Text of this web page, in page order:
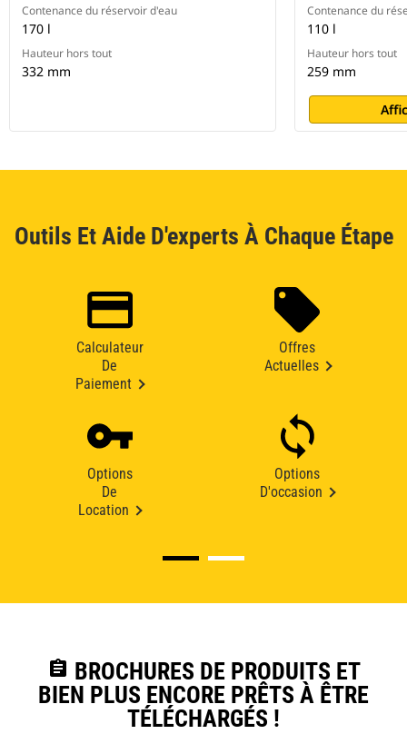
Contenance du réservoir d'eau
170 l
Hauteur hors tout
332 mm
Contenance du
110 l
Hauteur hors tout
259 mm
Outils Et Aide D'experts À Chaque Étape
Calculateur
De
Paiement
Offres
Actuelles
Options
De
Location
Options
D'occasion
assignment BROCHURES DE PRODUITS ET
BIEN PLUS ENCORE PRÊTS À ÊTRE
TÉLÉCHARGÉS !